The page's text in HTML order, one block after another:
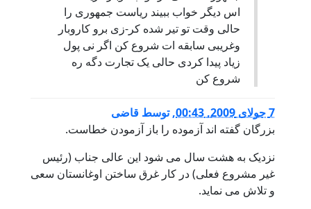
اس دیگر خواب ببیند ریاست جمهوری را
حالی وقت تو تیر شده کر-زی برو کاروبار
وغریبی سابقه ات شروع کن اگر نی پول
زیاد پیدا کردی حالی یک تجارت دگه ره
شروع کن
7 جولای 2009, 00:43 ,توسط قاضی
بزرگان گفته اند آزموده را باز آزمودن خطاست.
نزدیک به هشت سال می شود این عالی جناب (رئیس
غیر مشروع فعلی) در کار غرق ساختن اوغانستان سعی
و تلاش می نماید.